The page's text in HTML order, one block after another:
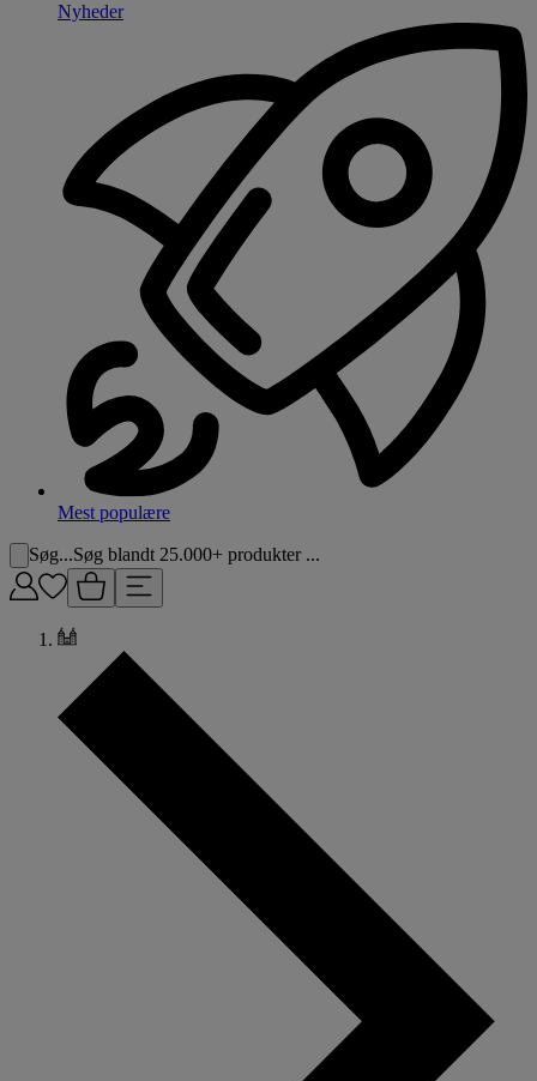
Nyheder
Mest populære
Søg...Søg blandt 25.000+ produkter ...